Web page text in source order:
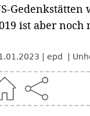
Gedenkstätten
ist aber
epd